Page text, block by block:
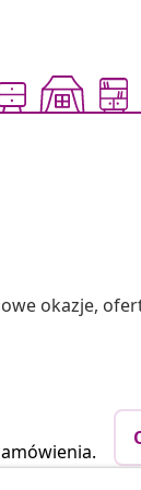
okazje,